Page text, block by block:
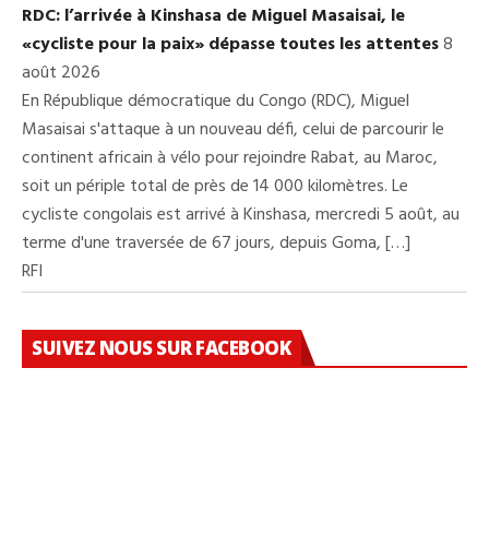
RDC: l’arrivée à Kinshasa de Miguel Masaisai, le
«cycliste pour la paix» dépasse toutes les attentes8
août 2026
En République démocratique du Congo (RDC), Miguel
Masaisai s'attaque à un nouveau défi, celui de parcourir le
continent africain à vélo pour rejoindre Rabat, au Maroc,
soit un périple total de près de 14 000 kilomètres. Le
cycliste congolais est arrivé à Kinshasa, mercredi 5 août, au
terme d'une traversée de 67 jours, depuis Goma, […]
RFI
SUIVEZ NOUS SUR FACEBOOK